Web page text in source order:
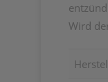
Wird